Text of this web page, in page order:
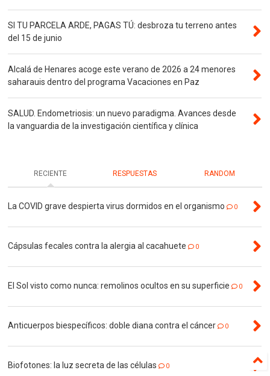
SI TU PARCELA ARDE, PAGAS TÚ: desbroza tu terreno antes
del 15 de junio
Alcalá de Henares acoge este verano de 2026 a 24 menores
saharauis dentro del programa Vacaciones en Paz
SALUD. Endometriosis: un nuevo paradigma. Avances desde
la vanguardia de la investigación científica y clínica
RECIENTE RESPUESTAS RANDOM
La COVID grave despierta virus dormidos en el organismo 0
Cápsulas fecales contra la alergia al cacahuete 0
El Sol visto como nunca: remolinos ocultos en su superficie 0
Anticuerpos biespecíficos: doble diana contra el cáncer 0
Biofotones: la luz secreta de las células 0